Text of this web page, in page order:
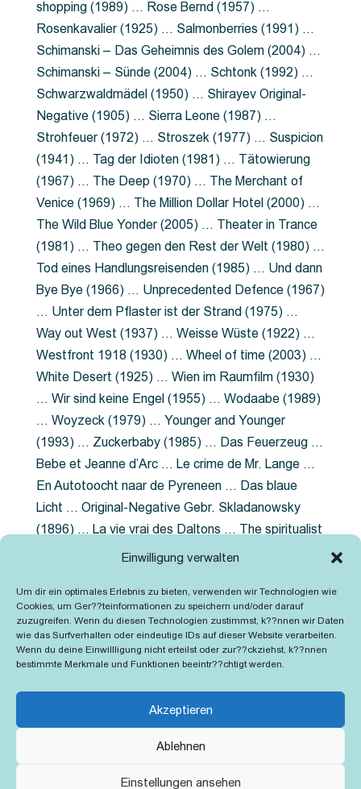
Einwilligung verwalten
Um dir ein optimales Erlebnis zu bieten, verwenden wir Technologien wie
Cookies, um Ger??teinformationen zu speichern und/oder darauf
zuzugreifen. Wenn du diesen Technologien zustimmst, k??nnen wir Daten
wie das Surfverhalten oder eindeutige IDs auf dieser Website verarbeiten.
Wenn du deine Einwillligung nicht erteilst oder zur??ckziehst, k??nnen
bestimmte Merkmale und Funktionen beeintr??chtigt werden.
Akzeptieren
Ablehnen
Einstellungen ansehen
shopping (1989) … Rose Bernd (1957) …
Rosenkavalier (1925) … Salmonberries (1991) …
Schimanski – Das Geheimnis des Golem (2004) …
Schimanski – Sünde (2004) … Schtonk (1992) …
Schwarzwaldmädel (1950) … Shirayev Original-
Negative (1905) … Sierra Leone (1987) …
Strohfeuer (1972) … Stroszek (1977) … Suspicion
(1941) … Tag der Idioten (1981) … Tätowierung
(1967) … The Deep (1970) … The Merchant of
Venice (1969) … The Million Dollar Hotel (2000) …
The Wild Blue Yonder (2005) … Theater in Trance
(1981) … Theo gegen den Rest der Welt (1980) …
Tod eines Handlungsreisenden (1985) … Und dann
Bye Bye (1966) … Unprecedented Defence (1967)
… Unter dem Pflaster ist der Strand (1975) …
Way out West (1937) … Weisse Wüste (1922) …
Westfront 1918 (1930) … Wheel of time (2003) …
White Desert (1925) … Wien im Raumfilm (1930)
… Wir sind keine Engel (1955) … Wodaabe (1989)
… Woyzeck (1979) … Younger and Younger
(1993) … Zuckerbaby (1985) … Das Feuerzeug …
Bebe et Jeanne d’Arc … Le crime de Mr. Lange …
En Autotoocht naar de Pyreneen … Das blaue
Licht … Original-Negative Gebr. Skladanowsky
(1896) … La vie vrai des Daltons … The spiritualist
photographer … Feuer im Fjord … The Song of the
Grubenlampe … Tolstoy … Grün ist die Heide …
Lady Hamilton … Mütter verzaget nicht …
Ruttmann Werbefilme